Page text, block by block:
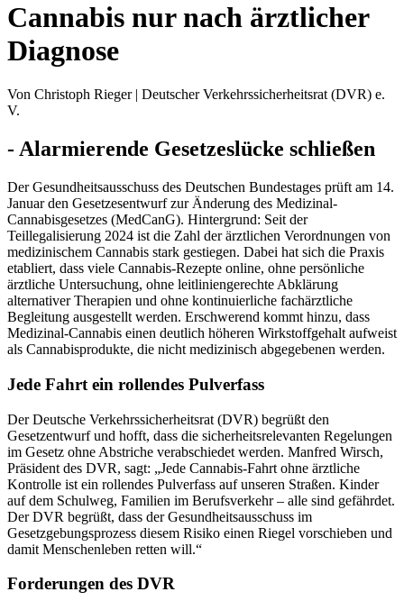
Cannabis nur nach ärztlicher
Diagnose
Von Christoph Rieger | Deutscher Verkehrssicherheitsrat (DVR) e.
V.
- Alarmierende Gesetzeslücke schließen
Der Gesundheitsausschuss des Deutschen Bundestages prüft am 14.
Januar den Gesetzesentwurf zur Änderung des Medizinal-
Cannabisgesetzes (MedCanG). Hintergrund: Seit der
Teillegalisierung 2024 ist die Zahl der ärztlichen Verordnungen von
medizinischem Cannabis stark gestiegen. Dabei hat sich die Praxis
etabliert, dass viele Cannabis-Rezepte online, ohne persönliche
ärztliche Untersuchung, ohne leitliniengerechte Abklärung
alternativer Therapien und ohne kontinuierliche fachärztliche
Begleitung ausgestellt werden. Erschwerend kommt hinzu, dass
Medizinal-Cannabis einen deutlich höheren Wirkstoffgehalt aufweist
als Cannabisprodukte, die nicht medizinisch abgegebenen werden.
Jede Fahrt ein rollendes Pulverfass
Der Deutsche Verkehrssicherheitsrat (DVR) begrüßt den
Gesetzentwurf und hofft, dass die sicherheitsrelevanten Regelungen
im Gesetz ohne Abstriche verabschiedet werden. Manfred Wirsch,
Präsident des DVR, sagt: „Jede Cannabis-Fahrt ohne ärztliche
Kontrolle ist ein rollendes Pulverfass auf unseren Straßen. Kinder
auf dem Schulweg, Familien im Berufsverkehr – alle sind gefährdet.
Der DVR begrüßt, dass der Gesundheitsausschuss im
Gesetzgebungsprozess diesem Risiko einen Riegel vorschieben und
damit Menschenleben retten will.“
Forderungen des DVR